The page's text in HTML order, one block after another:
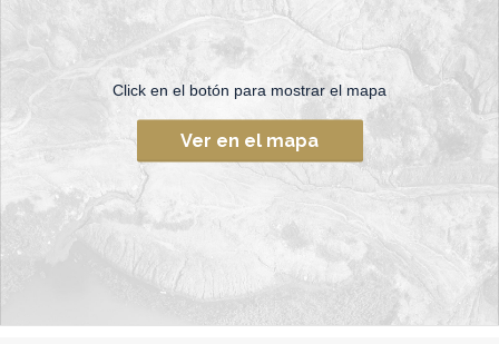
Click en el botón para mostrar el mapa
Ver en el mapa